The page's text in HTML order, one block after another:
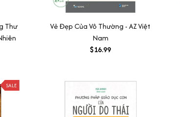
Thư
Vẻ Đẹp Của Vô Thường - AZ Việt
Nam
$16.99
SALE